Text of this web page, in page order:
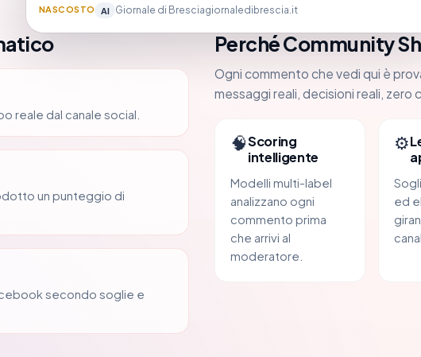
NASCOSTO AI Giornale di Bresciagiornaledibrescia.it
reale dal canale social.
un punteggio di
secondo soglie e
Perché Community
Ogni commento che vedi qui è
messaggi reali, decisioni reali,
🧠Scoring
intelligente
Modelli multi-label
analizzano ogni
commento prima
che arrivi al
moderatore.
⚙️
ed